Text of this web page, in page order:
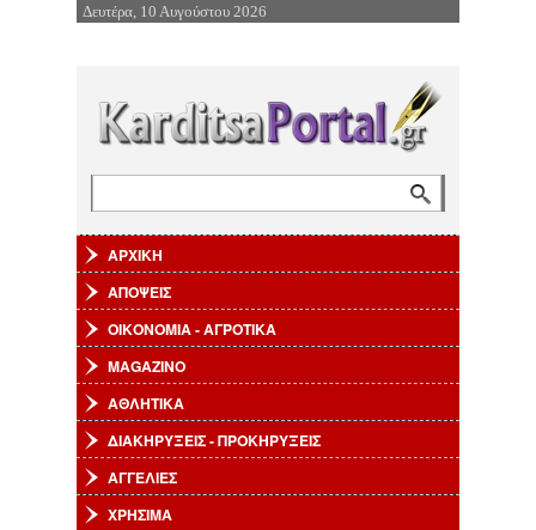
Επιστροφή στην Πλοήγηση
Δευτέρα, 10 Αυγούστου 2026
ΑΡΧΙΚΗ
ΑΠΟΨΕΙΣ
ΟΙΚΟΝΟΜΙΑ - ΑΓΡΟΤΙΚΑ
MAGAZINO
ΑΘΛΗΤΙΚΑ
ΔΙΑΚΗΡΥΞΕΙΣ - ΠΡΟΚΗΡΥΞΕΙΣ
ΑΓΓΕΛΙΕΣ
ΧΡΗΣΙΜΑ